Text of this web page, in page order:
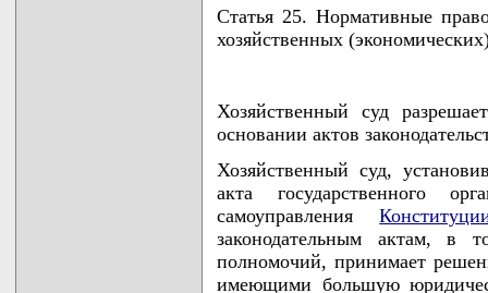
Статья 25. Нормативные
хозяйственных
Хозяйственный суд
основании актов
Хозяйственный суд,
акта государственного
самоуправления
законодательным актам, в
полномочий, принимает
имеющими большую